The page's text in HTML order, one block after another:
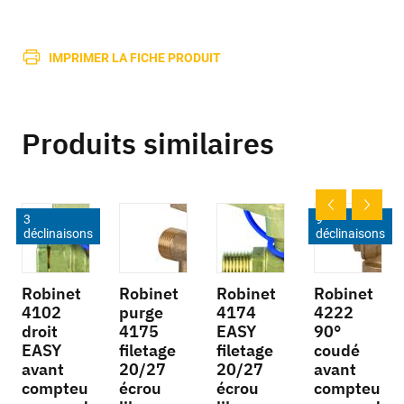
IMPRIMER LA FICHE PRODUIT
Produits similaires
3
déclinaisons
Robinet
4102
droit
EASY
avant
compteu
Robinet
purge
4175
filetage
20/27
écrou
Robinet
4174
EASY
filetage
20/27
écrou
9
déclinaisons
Robinet
4222
90°
coudé
avant
compteu